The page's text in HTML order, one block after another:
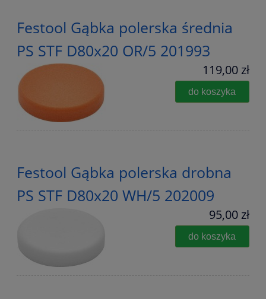
Festool Gąbka polerska średnia
PS STF D80x20 OR/5 201993
119,00 zł
do koszyka
Festool Gąbka polerska drobna
PS STF D80x20 WH/5 202009
95,00 zł
do koszyka